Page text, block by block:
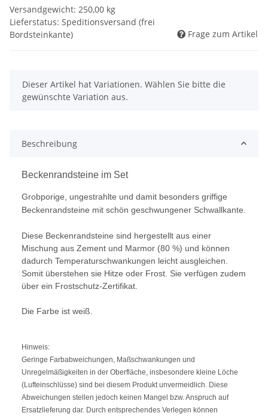
Versandgewicht: 250,00 kg
Lieferstatus: Speditionsversand (frei
Bordsteinkante)
Frage zum Artikel
x
Dieser Artikel hat Variationen. Wählen Sie bitte die
gewünschte Variation aus.
Beschreibung
Beckenrandsteine im Set
Grobporige, ungestrahlte und damit besonders griffige
Beckenrandsteine mit schön geschwungener Schwallkante.
Diese Beckenrandsteine sind hergestellt aus einer
Mischung aus Zement und Marmor (80 %) und können
dadurch Temperaturschwankungen leicht ausgleichen.
Somit überstehen sie Hitze oder Frost. Sie verfügen zudem
über ein Frostschutz-Zertifikat.
Die Farbe ist weiß.
Hinweis:
Geringe Farbabweichungen, Maßschwankungen und
Unregelmäßigkeiten in der Oberfläche, insbesondere kleine Löche
(Lufteinschlüsse) sind bei diesem Produkt unvermeidlich. Diese
Abweichungen stellen jedoch keinen Mangel bzw. Anspruch auf
Ersatzlieferung dar. Durch entsprechendes Verlegen können